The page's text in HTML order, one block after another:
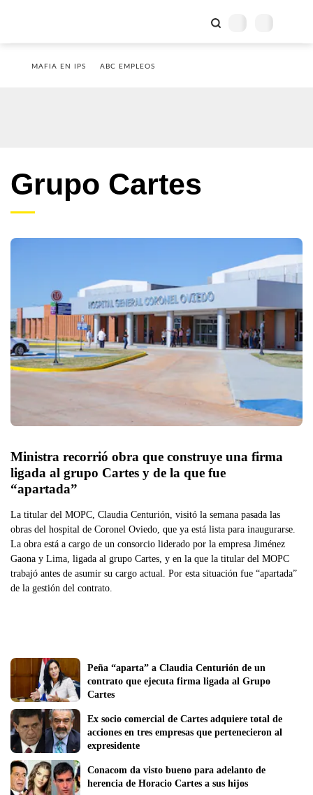
MAFIA EN IPS ABC EMPLEOS
Grupo Cartes
Ministra recorrió obra que construye una firma
ligada al grupo Cartes y de la que fue
“apartada”
La titular del MOPC, Claudia Centurión, visitó la semana pasada las
obras del hospital de Coronel Oviedo, que ya está lista para inaugurarse.
La obra está a cargo de un consorcio liderado por la empresa Jiménez
Gaona y Lima, ligada al grupo Cartes, y en la que la titular del MOPC
trabajó antes de asumir su cargo actual. Por esta situación fue “apartada”
de la gestión del contrato.
Peña “aparta” a Claudia Centurión de un
contrato que ejecuta firma ligada al Grupo
Cartes
Ex socio comercial de Cartes adquiere total de
acciones en tres empresas que pertenecieron al
expresidente
Conacom da visto bueno para adelanto de
herencia de Horacio Cartes a sus hijos